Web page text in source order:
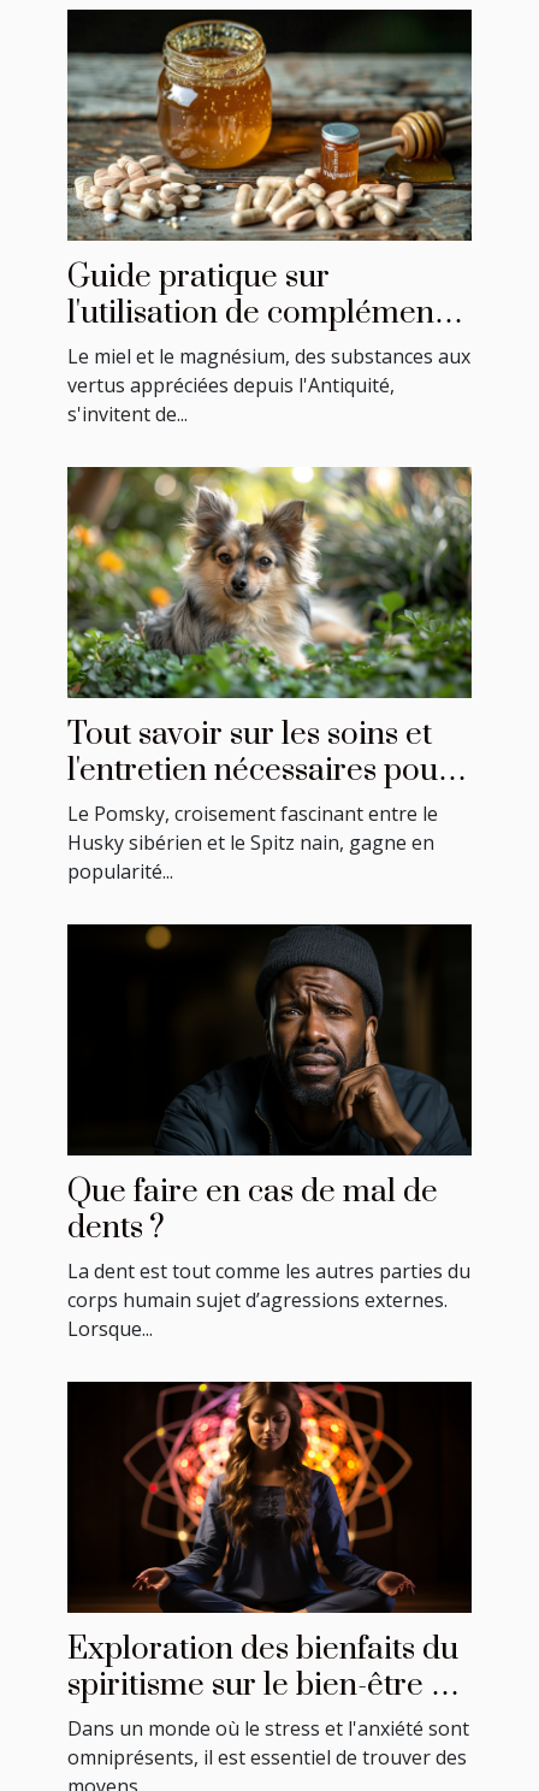
Guide pratique sur
l'utilisation de compléments
à base de miel et magnésium
Le miel et le magnésium, des substances aux
vertus appréciées depuis l'Antiquité,
s'invitent de...
Tout savoir sur les soins et
l'entretien nécessaires pour
un Pomsky
Le Pomsky, croisement fascinant entre le
Husky sibérien et le Spitz nain, gagne en
popularité...
Que faire en cas de mal de
dents ?
La dent est tout comme les autres parties du
corps humain sujet d’agressions externes.
Lorsque...
Exploration des bienfaits du
spiritisme sur le bien-être et
la santé mentale
Dans un monde où le stress et l'anxiété sont
omniprésents, il est essentiel de trouver des